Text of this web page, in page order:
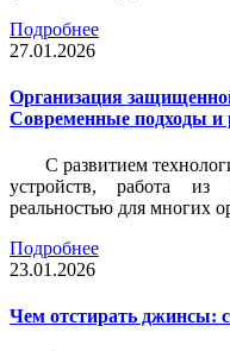
Подробнее
27.01.2026
Организация
Современные подходы и
С развитием
устройств, работа
реальностью для многих
Подробнее
23.01.2026
Чем отстирать джинсы: